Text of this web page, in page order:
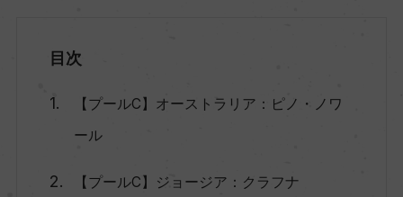
目次
【プールC】オーストラリア：ピノ・ノワ
ール
【プールC】ジョージア：クラフナ